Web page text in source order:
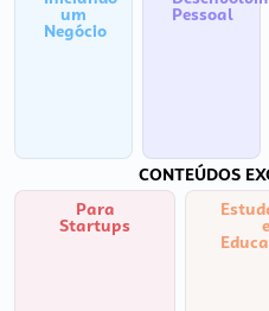
um
Negócio
Pessoal
CONTEÚDOS
Para
Startups e